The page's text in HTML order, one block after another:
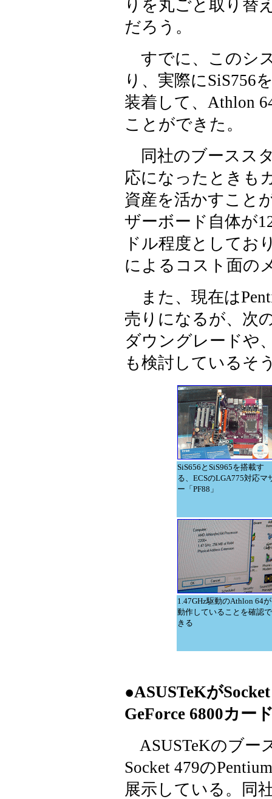
りを丸ごと取り替
だろう。
すでに、このシ
り、実際にSiS756
装着して、Athlon
ことができた。
同社のブースス
応になったときも
資産を活かすこと
ザーボード自体が
ドル程度としてお
によるコスト面の
また、現在は
売りになるが、次
ダウングレードや
も検討しているそ
SiS656とSiS965を搭載す
る、ECSのLGA775対応マ
ー「PF88」
1.47GHz駆動のAthlon 64が
動作していることを確認で
きる
●ASUSTeKが
GeForce 6800カー
ASUSTeKのブー
Socket 479の
展示している。同